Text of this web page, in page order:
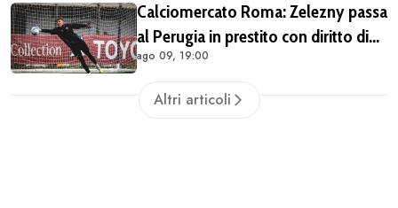
Calciomercato Roma: Zelezny passa
al Perugia in prestito con diritto di
riscatto
ago 09, 19:00
Altri articoli